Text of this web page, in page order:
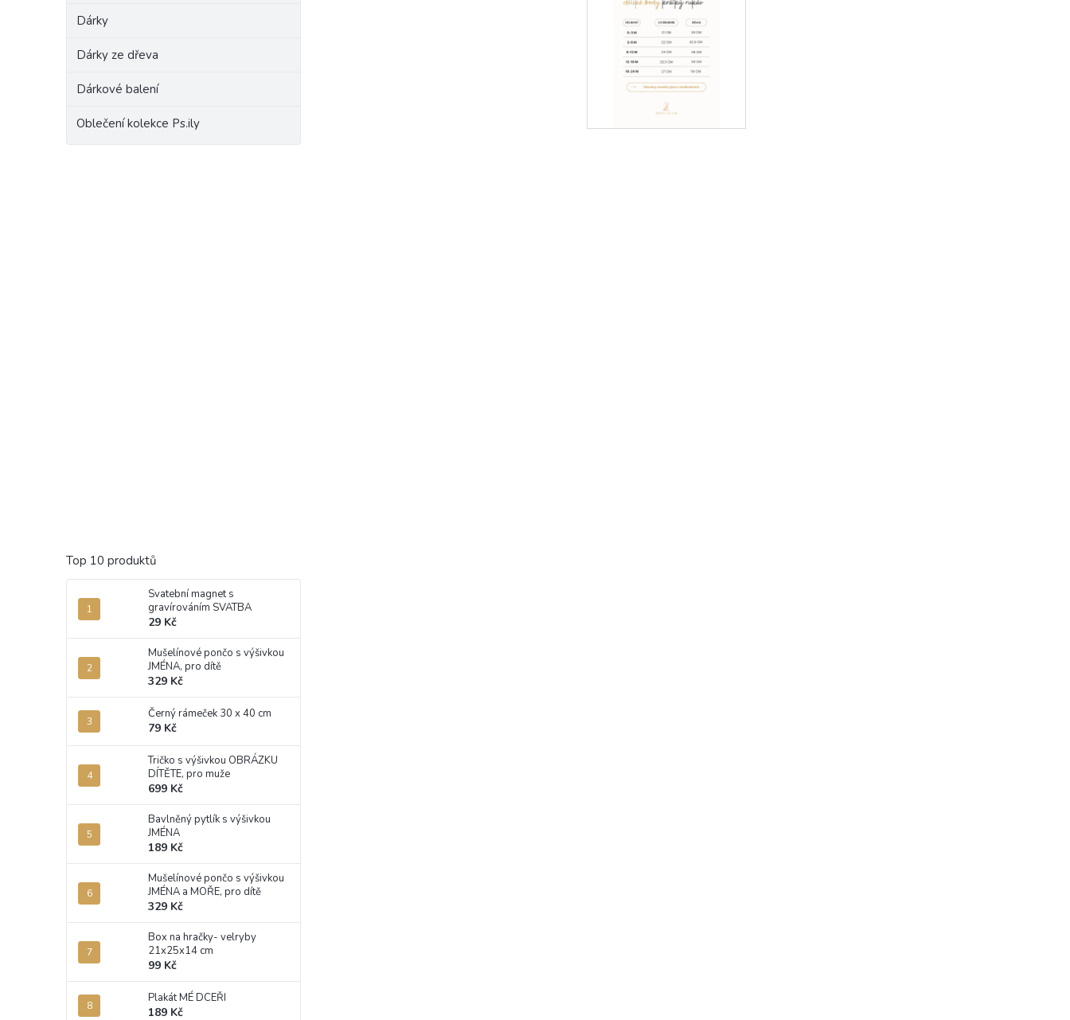
Dárky
Dárky ze dřeva
Dárkové balení
Oblečení kolekce Ps.ily
Top 10 produktů
Svatební magnet s
gravírováním SVATBA
29 Kč
Mušelínové pončo s výšivkou
JMÉNA, pro dítě
329 Kč
Černý rámeček 30 x 40 cm
79 Kč
Tričko s výšivkou OBRÁZKU
DÍTĚTE, pro muže
699 Kč
Bavlněný pytlík s výšivkou
JMÉNA
189 Kč
Mušelínové pončo s výšivkou
JMÉNA a MOŘE, pro dítě
329 Kč
Box na hračky- velryby
21x25x14 cm
99 Kč
Plakát MÉ DCEŘI
189 Kč